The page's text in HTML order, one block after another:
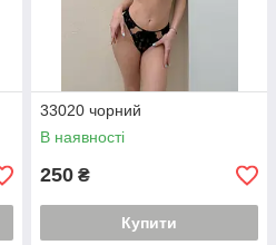
33020 чорний
В наявності
250 ₴
Купити